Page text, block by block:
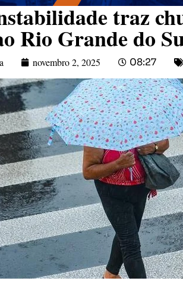
traz
Rio Grande do
novembro 2, 2025 08:27